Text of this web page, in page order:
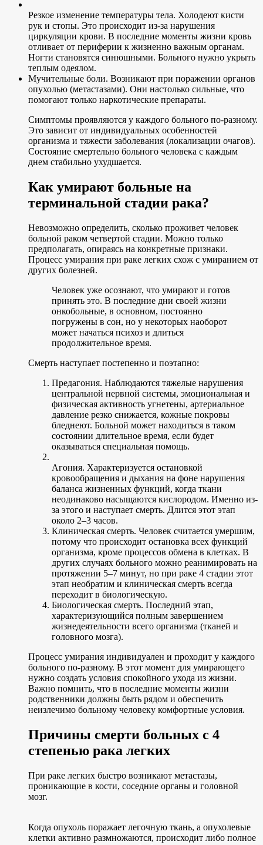
Резкое изменение температуры тела. Холодеют кисти
рук и стопы. Это происходит из-за нарушения
циркуляции крови. В последние моменты жизни кровь
отливает от периферии к жизненно важным органам.
Ногти становятся синюшными. Больного нужно укрыть
теплым одеялом.
Мучительные боли. Возникают при поражении органов
опухолью (метастазами). Они настолько сильные, что
помогают только наркотические препараты.
Симптомы проявляются у каждого больного по-разному.
Это зависит от индивидуальных особенностей
организма и тяжести заболевания (локализации очагов).
Состояние смертельно больного человека с каждым
днем стабильно ухудшается.
Как умирают больные на
терминальной стадии рака?
Невозможно определить, сколько проживет человек
больной раком четвертой стадии. Можно только
предполагать, опираясь на конкретные признаки.
Процесс умирания при раке легких схож с умиранием от
других болезней.
Человек уже осознают, что умирают и готов
принять это. В последние дни своей жизни
онкобольные, в основном, постоянно
погружены в сон, но у некоторых наоборот
может начаться психоз и длиться
продолжительное время.
Смерть наступает постепенно и поэтапно:
Предагония. Наблюдаются тяжелые нарушения
центральной нервной системы, эмоциональная и
физическая активность угнетены, артериальное
давление резко снижается, кожные покровы
бледнеют. Больной может находиться в таком
состоянии длительное время, если будет
оказываться специальная помощь.
Агония. Характеризуется остановкой
кровообращения и дыхания на фоне нарушения
баланса жизненных функций, когда ткани
неодинаково насыщаются кислородом. Именно из-
за этого и наступает смерть. Длится этот этап
около 2–3 часов.
Клиническая смерть. Человек считается умершим,
потому что происходит остановка всех функций
организма, кроме процессов обмена в клетках. В
других случаях больного можно реанимировать на
протяжении 5–7 минут, но при раке 4 стадии этот
этап необратим и клиническая смерть всегда
переходит в биологическую.
Биологическая смерть. Последний этап,
характеризующийся полным завершением
жизнедеятельности всего организма (тканей и
головного мозга).
Процесс умирания индивидуален и проходит у каждого
больного по-разному. В этот момент для умирающего
нужно создать условия спокойного ухода из жизни.
Важно помнить, что в последние моменты жизни
родственники должны быть рядом и обеспечить
неизлечимо больному человеку комфортные условия.
Причины смерти больных с 4
степенью рака легких
При раке легких быстро возникают метастазы,
проникающие в кости, соседние органы и головной
мозг.
Когда опухоль поражает легочную ткань, а опухолевые
клетки активно размножаются, происходит либо полное